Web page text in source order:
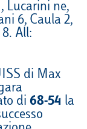
Lucarini ne,
6, Caula 2,
All:
di Max
di 68-54 la